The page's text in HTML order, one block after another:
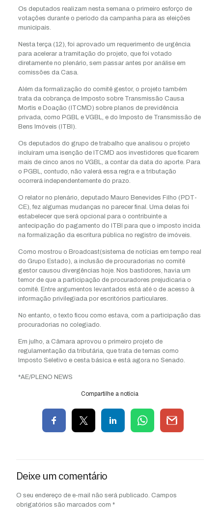
Os deputados realizam nesta semana o primeiro esforço de
votações durante o período da campanha para as eleições
municipais.
Nesta terça (12), foi aprovado um requerimento de urgência
para acelerar a tramitação do projeto, que foi votado
diretamente no plenário, sem passar antes por análise em
comissões da Casa.
Além da formalização do comitê gestor, o projeto também
trata da cobrança de Imposto sobre Transmissão Causa
Mortis e Doação (ITCMD) sobre planos de previdência
privada, como PGBL e VGBL, e do Imposto de Transmissão de
Bens Imóveis (ITBI).
Os deputados do grupo de trabalho que analisou o projeto
incluíram uma isenção de ITCMD aos investidores que ficarem
mais de cinco anos no VGBL, a contar da data do aporte. Para
o PGBL, contudo, não valerá essa regra e a tributação
ocorrerá independentemente do prazo.
O relator no plenário, deputado Mauro Benevides Filho (PDT-
CE), fez algumas mudanças no parecer final. Uma delas foi
estabelecer que será opcional para o contribuinte a
antecipação do pagamento do ITBI para que o imposto incida
na formalização da escritura pública no registro de imóveis.
Como mostrou o Broadcast(sistema de notícias em tempo real
do Grupo Estado), a inclusão de procuradorias no comitê
gestor causou divergências hoje. Nos bastidores, havia um
temor de que a participação de procuradores prejudicaria o
comitê. Entre argumentos levantados está até o de acesso à
informação privilegiada por escritórios particulares.
No entanto, o texto ficou como estava, com a participação das
procuradorias no colegiado.
Em julho, a Câmara aprovou o primeiro projeto de
regulamentação da tributária, que trata de temas como
Imposto Seletivo e cesta básica e está agora no Senado.
*AE/PLENO NEWS
Compartilhe a notícia
Deixe um comentário
O seu endereço de e-mail não será publicado. Campos
obrigatórios são marcados com *